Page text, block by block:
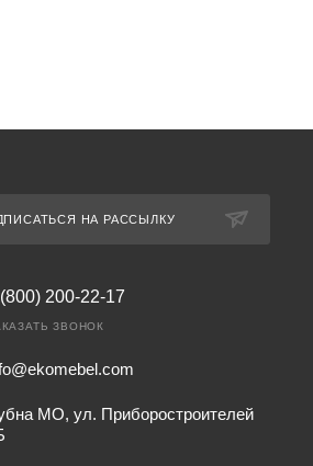
НА РАССЫЛКУ
200-22-17
ЗВОНОК
МО, ул. Приборостроителей